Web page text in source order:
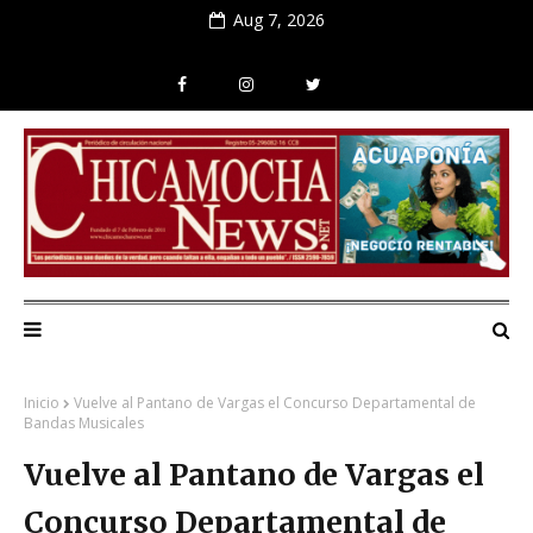
Aug 7, 2026
Inicio
Vuelve al Pantano de Vargas el Concurso Departamental de
Bandas Musicales
Vuelve al Pantano de Vargas el
Concurso Departamental de